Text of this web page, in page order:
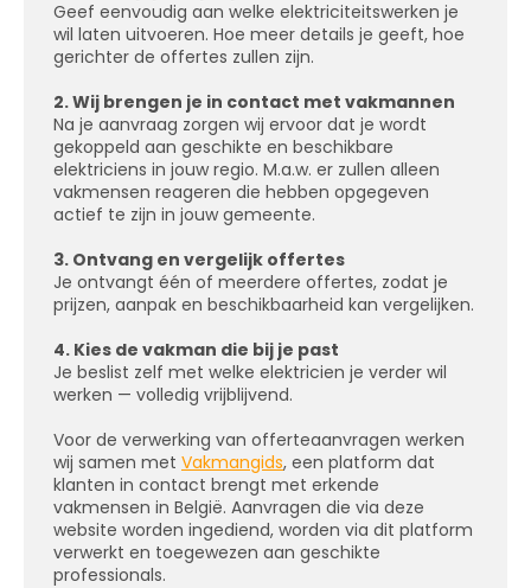
Geef eenvoudig aan welke elektriciteitswerken je
wil laten uitvoeren. Hoe meer details je geeft, hoe
gerichter de offertes zullen zijn.
2. Wij brengen je in contact met vakmannen
Na je aanvraag zorgen wij ervoor dat je wordt
gekoppeld aan geschikte en beschikbare
elektriciens in jouw regio. M.a.w. er zullen alleen
vakmensen reageren die hebben opgegeven
actief te zijn in jouw gemeente.
3. Ontvang en vergelijk offertes
Je ontvangt één of meerdere offertes, zodat je
prijzen, aanpak en beschikbaarheid kan vergelijken.
4. Kies de vakman die bij je past
Je beslist zelf met welke elektricien je verder wil
werken — volledig vrijblijvend.
Voor de verwerking van offerteaanvragen werken
wij samen met Vakmangids, een platform dat
klanten in contact brengt met erkende
vakmensen in België. Aanvragen die via deze
website worden ingediend, worden via dit platform
verwerkt en toegewezen aan geschikte
professionals.